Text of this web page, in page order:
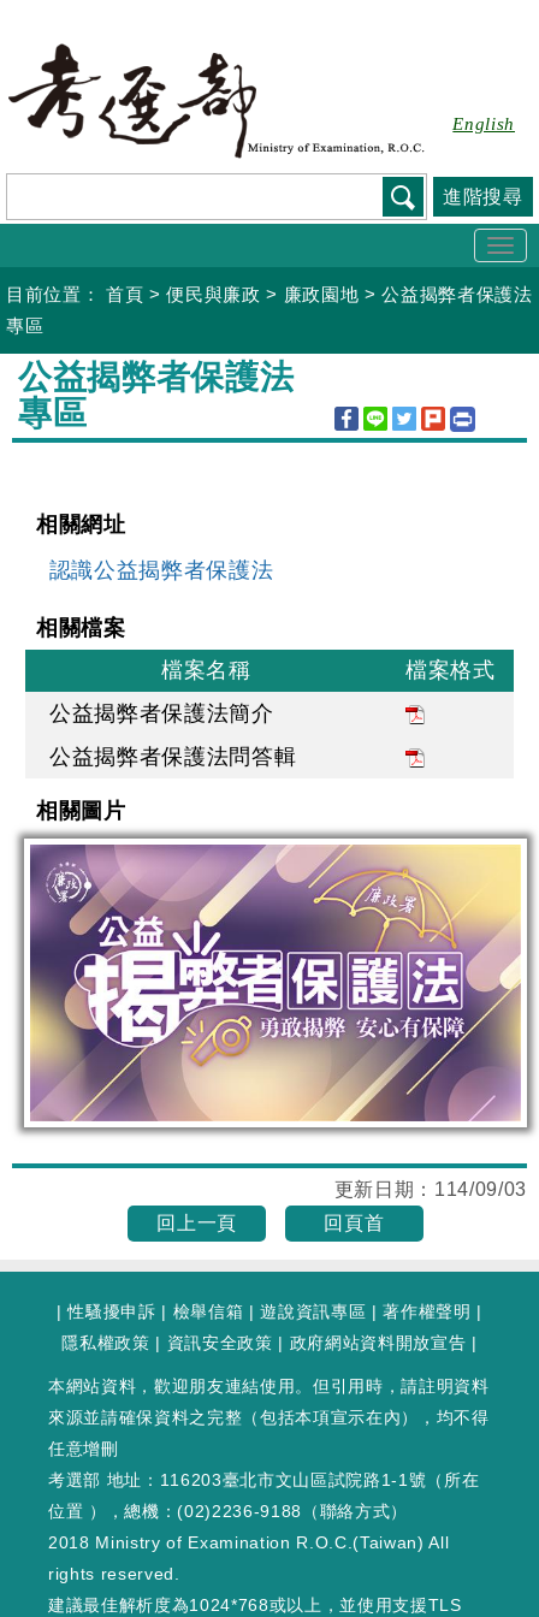
要
容
English
進階搜尋
目前位置： 首頁 >便民與廉政 > 廉政園地 >公益揭弊者保護法
專區
:::
公益揭弊者保護法
專區
相關網址
認識公益揭弊者保護法
相關檔案
檔案名稱
檔案格式
公益揭弊者保護法簡介
公益揭弊者保護法問答輯
相關圖片
更新日期： 114/09/03
回上一頁
回頁首
|性騷擾申訴 | 檢舉信箱 |遊說資訊專區 |著作權聲明 |
隱私權政策 | 資訊安全政策 | 政府網站資料開放宣告 |
本網站資料，歡迎朋友連結使用。但引用時，請註明資料
來源並請確保資料之完整（包括本項宣示在內），均不得
任意增刪
考選部 地址：116203臺北市文山區試院路1-1號（ 所在
位置 ），總機：(02)2236-9188（聯絡方式）
2018 Ministry of Examination R.O.C.(Taiwan) All
rights reserved.
建議最佳解析度為1024*768或以上，並使用支援TLS